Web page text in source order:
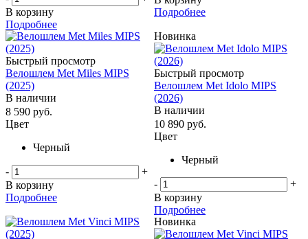
В корзину
Подробнее
Подробнее
Быстрый просмотр
Велошлем Met Miles MIPS
(2025)
В наличии
8 590 руб.
Цвет
Черный
-
+
В корзину
Подробнее
Новинка
Быстрый просмотр
Велошлем Met Idolo MIPS
(2026)
В наличии
10 890 руб.
Цвет
Черный
-
+
В корзину
Подробнее
Новинка